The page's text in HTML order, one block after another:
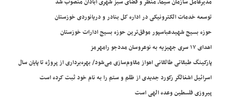
توسعه خدمات الکترونیکی در اداره کل بنادر و دریانوردی خوزستان
حوزه بسیج شهیدعباسپور موفق‌ترین حوزه بسیج ادارات خوزستان
اهدای ۱۷ سری جهیزیه به نوعروسان مددجو رامهرمز
پارکینگ طبقاتی طالقانی اهواز مقاوم‌سازی می‌شود/ بهره‌برداری از پروژه تا پایان سال
اسرائیل اشغالگر رکورد جدیدی از ظلم و ستم را به نام خود ثبت کرده است
پیروزی فلسطین وعده الهی است